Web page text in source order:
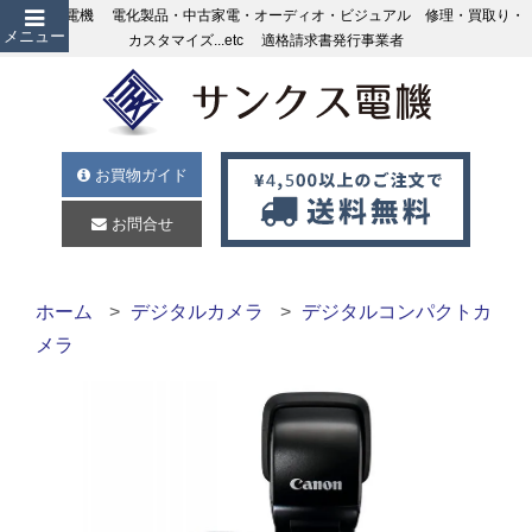
メニュー
サンクス電機 電化製品・中古家電・オーディオ・ビジュアル 修理・買取り・
カスタマイズ...etc 適格請求書発行事業者
お買物ガイド
お問合せ
ホーム デジタルカメラ
デジタルコンパクトカ
メラ